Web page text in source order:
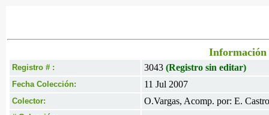
Información
Registro # : 3043 (Registro sin editar)
Fecha Colección: 11 Jul 2007
Colector: O.Vargas, Acomp. por: E. Castro